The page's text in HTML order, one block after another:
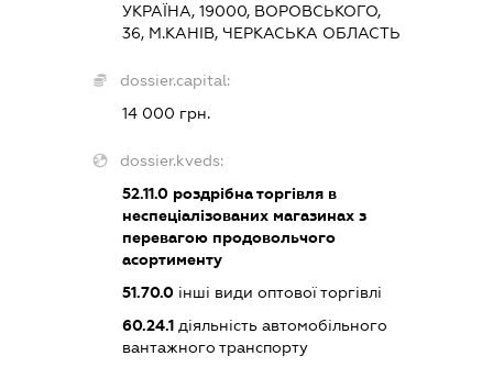
УКРАЇНА, 19000, ВОРОВСЬКОГО,
36, М.КАНІВ, ЧЕРКАСЬКА ОБЛАСТЬ
dossier.capital:
14 000 грн.
dossier.kveds:
52.11.0роздрібна торгівля в
неспеціалізованих магазинах з
перевагою продовольчого
асортименту
51.70.0інші види оптової торгівлі
60.24.1діяльність автомобільного
вантажного транспорту